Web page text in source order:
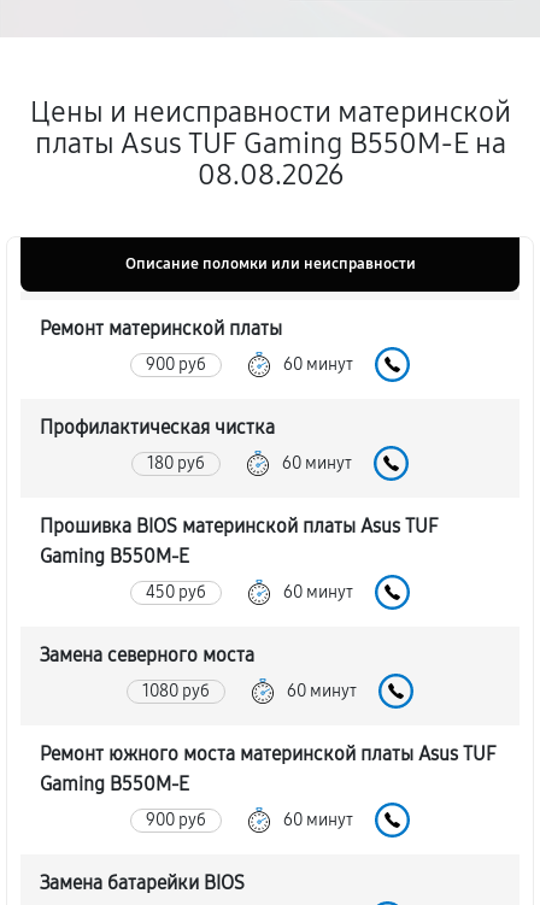
Цены и неисправности материнской
платы Asus TUF Gaming B550M-E на
08.08.2026
Описание поломки или неисправности
Ремонт материнской платы
900 руб 60 минут
Профилактическая чистка
180 руб 60 минут
Прошивка BIOS материнской платы Asus TUF
Gaming B550M-E
450 руб 60 минут
Замена северного моста
1080 руб 60 минут
Ремонт южного моста материнской платы Asus TUF
Gaming B550M-E
900 руб 60 минут
Замена батарейки BIOS